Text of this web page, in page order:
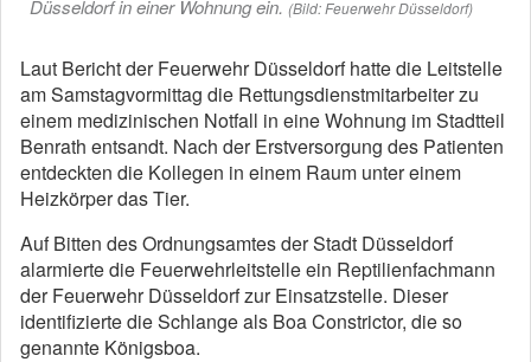
Düsseldorf in einer Wohnung ein. (Bild: Feuerwehr Düsseldorf)
Laut Bericht der Feuerwehr Düsseldorf hatte die Leitstelle
am Samstagvormittag die Rettungsdienstmitarbeiter zu
einem medizinischen Notfall in eine Wohnung im Stadtteil
Benrath entsandt. Nach der Erstversorgung des Patienten
entdeckten die Kollegen in einem Raum unter einem
Heizkörper das Tier.
Auf Bitten des Ordnungsamtes der Stadt Düsseldorf
alarmierte die Feuerwehrleitstelle ein Reptilienfachmann
der Feuerwehr Düsseldorf zur Einsatzstelle. Dieser
identifizierte die Schlange als Boa Constrictor, die so
genannte Königsboa.